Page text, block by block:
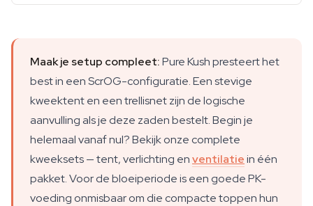
Maak je setup compleet:Pure Kush presteert het
best in een ScrOG-configuratie. Een stevige
kweektent en een trellisnet zijn de logische
aanvulling als je deze zaden bestelt. Begin je
helemaal vanaf nul? Bekijk onze complete
kweeksets — tent, verlichting enventilatiein één
pakket. Voor de bloeiperiode is een goede PK-
voeding onmisbaar om die compacte toppen hun